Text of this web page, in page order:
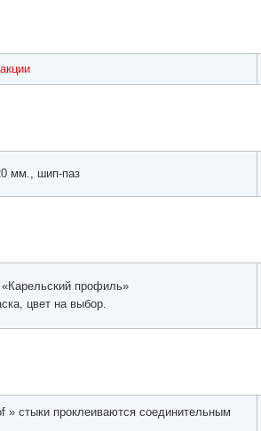
мм., шип-паз
профиль»
цвет на выбор.
» стыки проклеиваются соединительным